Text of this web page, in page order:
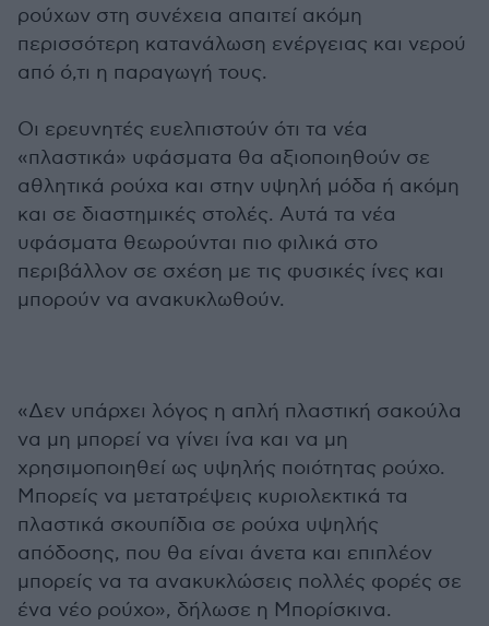
ρούχων στη συνέχεια απαιτεί ακόμη
περισσότερη κατανάλωση ενέργειας και νερού
από ό,τι η παραγωγή τους.
Οι ερευνητές ευελπιστούν ότι τα νέα
«πλαστικά» υφάσματα θα αξιοποιηθούν σε
αθλητικά ρούχα και στην υψηλή μόδα ή ακόμη
και σε διαστημικές στολές. Αυτά τα νέα
υφάσματα θεωρούνται πιο φιλικά στο
περιβάλλον σε σχέση με τις φυσικές ίνες και
μπορούν να ανακυκλωθούν.
«Δεν υπάρχει λόγος η απλή πλαστική σακούλα
να μη μπορεί να γίνει ίνα και να μη
χρησιμοποιηθεί ως υψηλής ποιότητας ρούχο.
Μπορείς να μετατρέψεις κυριολεκτικά τα
πλαστικά σκουπίδια σε ρούχα υψηλής
απόδοσης, που θα είναι άνετα και επιπλέον
μπορείς να τα ανακυκλώσεις πολλές φορές σε
ένα νέο ρούχο», δήλωσε η Μπορίσκινα.